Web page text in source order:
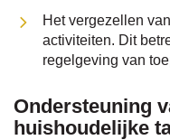
Het vergezellen
activiteiten. Dit
regelgeving van
Ondersteuning
huishoudelijke